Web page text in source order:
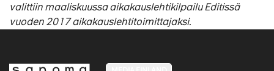
valittiin maaliskuussa aikakauslehtikilpailu Editissä
vuoden 2017 aikakauslehtitoimittajaksi.